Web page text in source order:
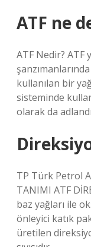
ATF ne
ATF Nedir?
kullanılan bir
sisteminde
olarak da
TP Türk Petrol
TANIMI ATF
baz yağları ile
önleyici katık
üretilen